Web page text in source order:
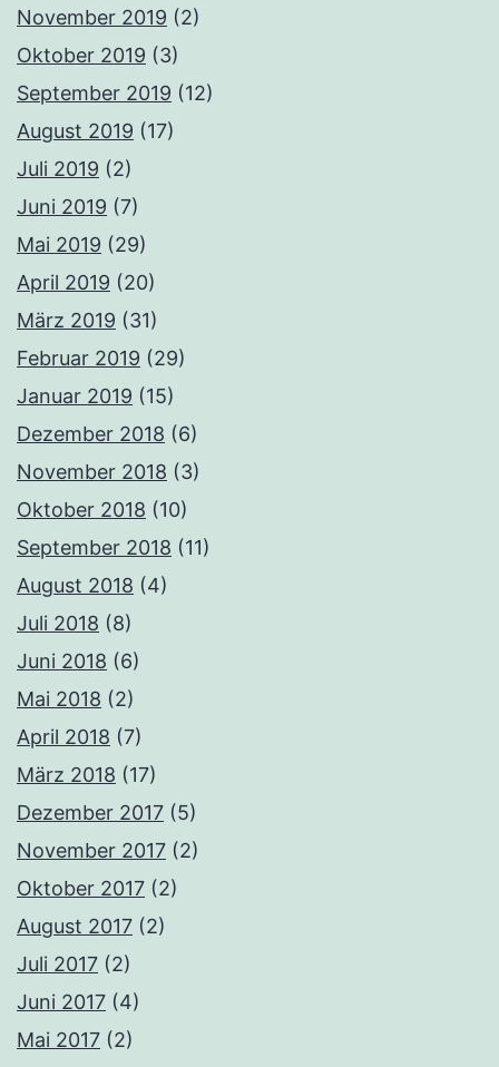
November 2019 (2)
Oktober 2019 (3)
September 2019 (12)
August 2019 (17)
Juli 2019 (2)
Juni 2019 (7)
Mai 2019 (29)
April 2019 (20)
März 2019 (31)
Februar 2019 (29)
Januar 2019 (15)
Dezember 2018 (6)
November 2018 (3)
Oktober 2018 (10)
September 2018 (11)
August 2018 (4)
Juli 2018 (8)
Juni 2018 (6)
Mai 2018 (2)
April 2018 (7)
März 2018 (17)
Dezember 2017 (5)
November 2017 (2)
Oktober 2017 (2)
August 2017 (2)
Juli 2017 (2)
Juni 2017 (4)
Mai 2017 (2)